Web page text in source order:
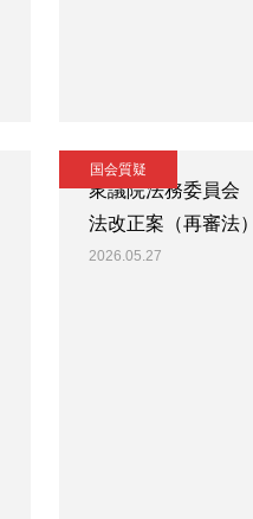
国会質疑
衆議院法務委員
法改正案（再審法
2026.05.27